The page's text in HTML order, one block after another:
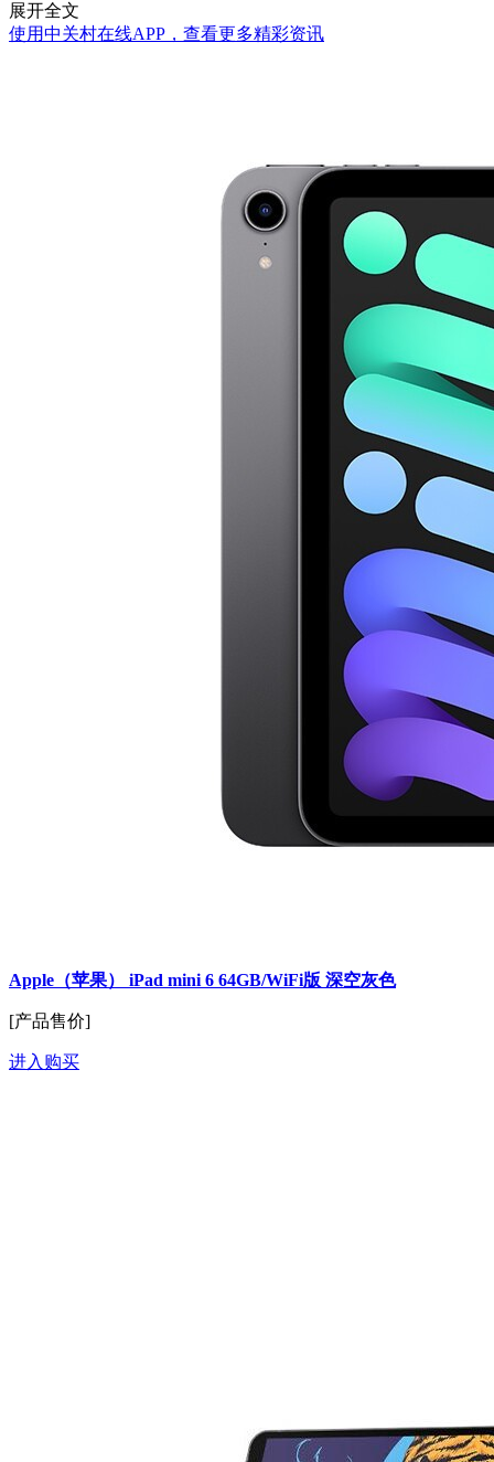
展开全文
使用中关村在线APP，查看更多精彩资讯
Apple（苹果） iPad mini 6 64GB/WiFi版 深空灰色
[产品售价]
进入购买